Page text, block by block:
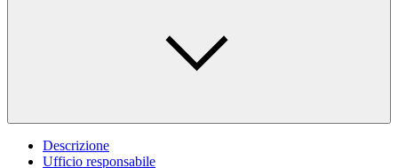
Descrizione
Ufficio responsabile